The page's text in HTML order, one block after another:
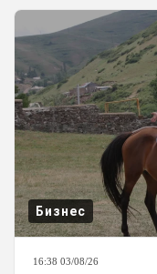
Бизнес
16:38 03/08/26